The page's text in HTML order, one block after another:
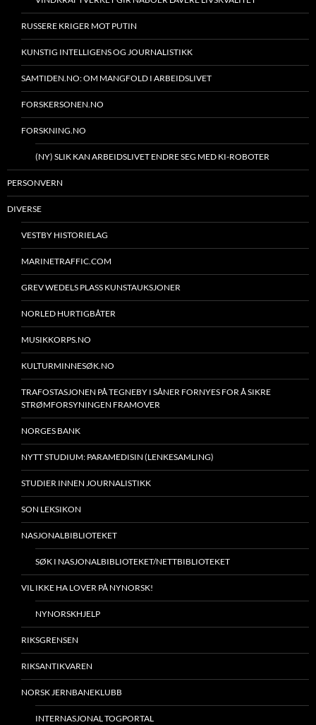
RUSSERE KRIGER MOT PUTIN
KUNSTIG INTELLIGENS OG JOURNALISTIKK
SAMTIDEN.NO: OM MANGFOLD I ARBEIDSLIVET
FORSKERSONEN.NO
FORSKNING.NO
(NY) SLIK KAN ARBEIDSLIVET ENDRE SEG MED KI-ROBOTER
PERSONVERN
DIVERSE
VESTBY HISTORIELAG
MARINETRAFFIC.COM
GREV WEDELS PLASS KUNSTAUKSJONER
NORLED HURTIGBÅTER
MUSIKKORPS.NO
KULTURMINNESØK.NO
TRAFOSTASJONEN PÅ TEGNEBY I SÅNER FORNYES FOR Å SIKRE
STRØMFORSYNINGEN FRAMOVER
NORGES BANK
NYTT STUDIUM: PARAMEDISIN (LENKESAMLING)
STUDIER INNEN JOURNALISTIKK
SON LEKSIKON
NASJONALBIBLIOTEKET
SØK I NASJONALBIBLIOTEKET/NETTBIBLIOTEKET
VIL IKKE HA LOVER PÅ NYNORSK!
NYNORSKHJELP
RIKSGRENSEN
RIKSANTIKVAREN
NORSK JERNBANEKLUBB
INTERNASJONAL TOGPORTAL